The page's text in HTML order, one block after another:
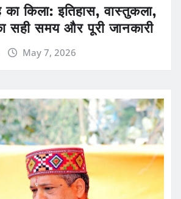
का किला: इतिहास, वास्तुकला,
सही समय और पूरी जानकारी
May 7, 2026